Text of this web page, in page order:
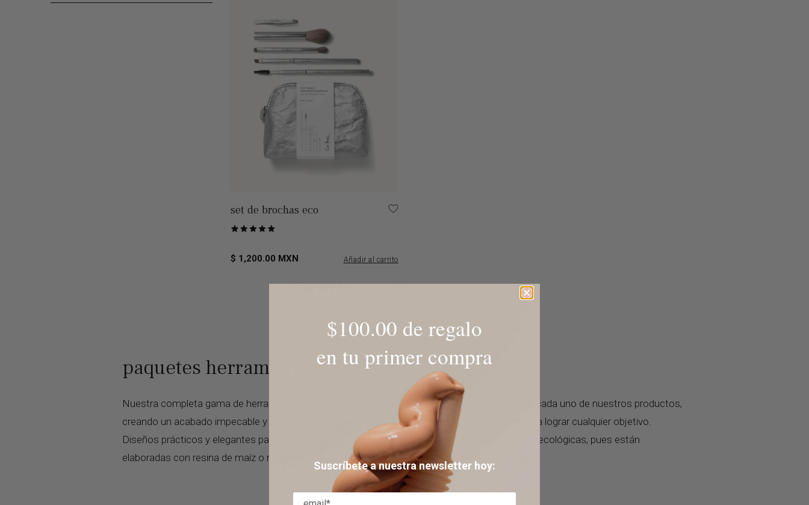
set de brochas eco
Puntuado
de
$ 1,200.00 MXN Añadir al carrito
paquetes herramientas
Nuestra completa gama de herramientas de belleza incluye todo lo que necesitas para aplicar cada uno de nuestros productos,
creando un acabado impecable y natural, con una amplia variedad de brochas eco veganas para lograr cualquier objetivo.
Diseños prácticos y elegantes para una aplicación profesional. Cada brocha tiene propiedades ecológicas, pues están
elaboradas con resina de maíz o madera de alta calidad y fibras veganas.
$100.00 de regalo
en tu primer compra
Suscríbete a nuestra newsletter hoy: